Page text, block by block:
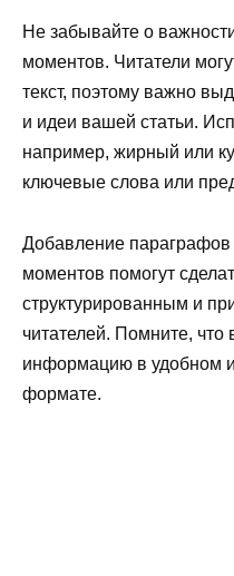
Не забывайте о
моментов. Читатели
текст, поэтому важно
и идеи вашей статьи.
например, жирный или
ключевые слова или
Добавление
моментов помогут
структурированным и
читателей. Помните, что
информацию в удобном
формате.